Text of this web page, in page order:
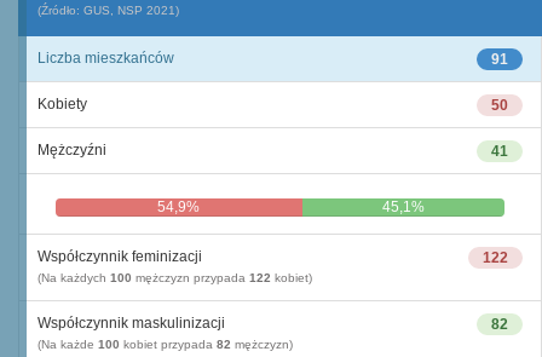
(Źródło: GUS, NSP 2021)
91
Liczba mieszkańców
50
Kobiety
41
Mężczyźni
54,9% 45,1%
122
Współczynnik feminizacji
(Na każdych 100 mężczyzn przypada 122 kobiet)
82
Współczynnik maskulinizacji
(Na każde 100 kobiet przypada 82 mężczyzn)